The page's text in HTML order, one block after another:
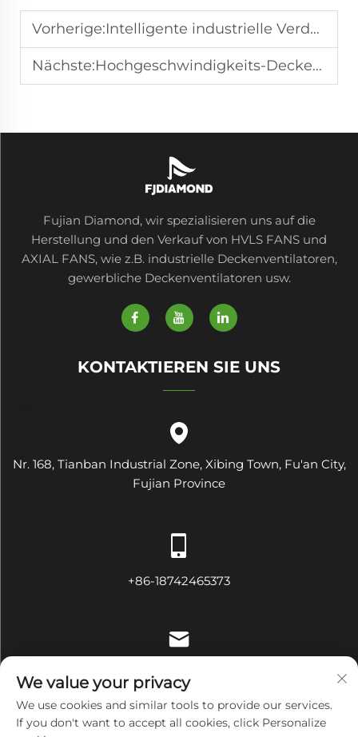
Vorherige:Intelligente industrielle Verdunstungskühler passen sich der Luftfeuchtigkeit an und reduzieren Wasserverschwendung
Nächste:Hochgeschwindigkeits-Deckenventilatoren senken die Kühlkosten in großen Distributionszentren
Fujian Diamond, wir spezialisieren uns auf die
Herstellung und den Verkauf von HVLS FANS und
AXIAL FANS, wie z.B. industrielle Deckenventilatoren,
gewerbliche Deckenventilatoren usw.
KONTAKTIEREN SIE UNS
Nr. 168, Tianban Industrial Zone, Xibing Town, Fu'an City,
Fujian Province
+86-18742465373
We value your privacy
We use cookies and similar tools to provide our services.
If you don't want to accept all cookies, click Personalize